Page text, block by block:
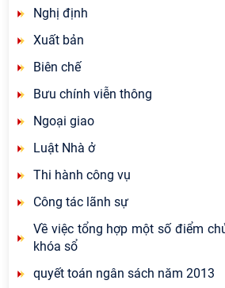
Nghị định
Xuất bản
Biên chế
Bưu chính viễn thông
Ngoại giao
Luật Nhà ở
Thi hành công vụ
Công tác lãnh sự
Về việc tổng hợp một số điểm
khóa sổ
quyết toán ngân sách năm 2013